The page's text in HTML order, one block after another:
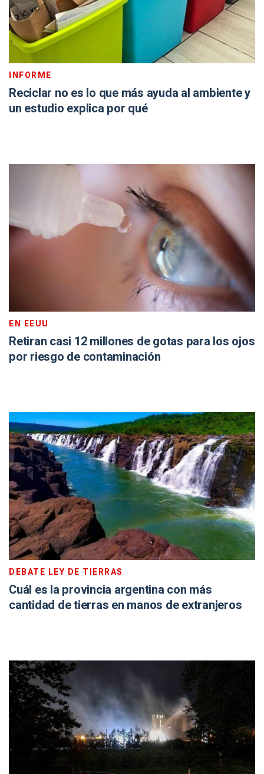
INFORME
Reciclar no es lo que más ayuda al ambiente y
un estudio explica por qué
EN EEUU
Retiran casi 12 millones de gotas para los ojos
por riesgo de contaminación
DEBATE LEY DE TIERRAS
Cuál es la provincia argentina con más
cantidad de tierras en manos de extranjeros